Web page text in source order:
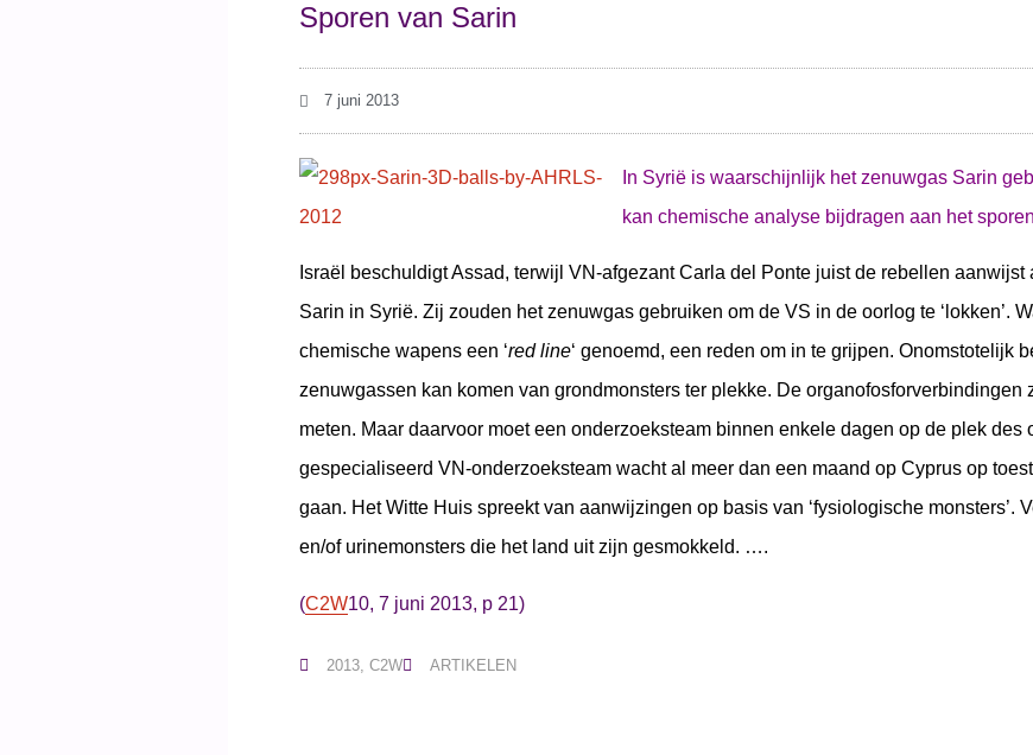
Sporen van Sarin
7 juni 2013
In Syrië is waarschijnlijk het zenuwgas Sarin
kan chemische analyse bijdragen aan het
Israël beschuldigt Assad, terwijl VN-afgezant Carla del Ponte juist de rebellen
Sarin in Syrië. Zij zouden het zenuwgas gebruiken om de VS in de oorlog te ‘lokken’.
chemische wapens een ‘red line‘ genoemd, een reden om in te grijpen. Onomstotelijk
zenuwgassen kan komen van grondmonsters ter plekke. De organofosforverbindingen
meten. Maar daarvoor moet een onderzoeksteam binnen enkele dagen op de plek des
gespecialiseerd VN-onderzoeksteam wacht al meer dan een maand op Cyprus op
gaan. Het Witte Huis spreekt van aanwijzingen op basis van ‘fysiologische monsters’.
en/of urinemonsters die het land uit zijn gesmokkeld. ….
(C2W10, 7 juni 2013, p 21)
2013, C2W ARTIKELEN